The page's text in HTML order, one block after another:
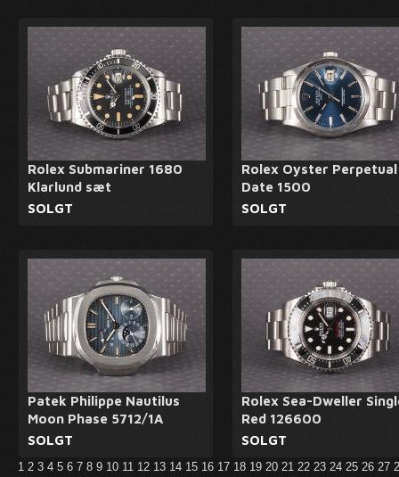
Rolex Submariner 1680
Klarlund sæt
SOLGT
Rolex Oyster Perpetual
Date 1500
SOLGT
Patek Philippe Nautilus
Moon Phase 5712/1A
SOLGT
Rolex Sea-Dweller
Red 126600
SOLGT
1 2 3 4 5 6 7 8 9 10 11 12 13 14 15 16 17 18 19 20 21 22 23 24 25 26 27